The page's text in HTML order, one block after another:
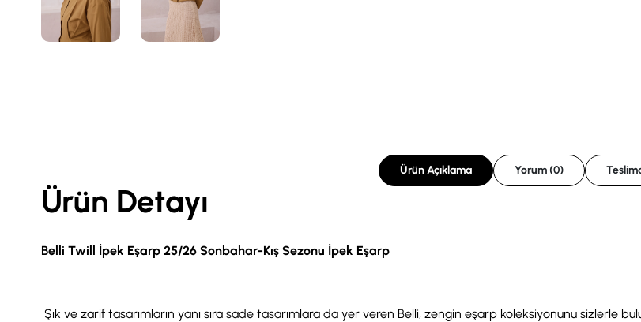
Ürün Açıklama Yorum (0)
Ürün Detayı
Belli Twill İpek Eşarp 25/26 Sonbahar-Kış Sezonu İpek Eşarp
Şık ve zarif tasarımların yanı sıra sade tasarımlara da yer veren Belli, zengin eşarp koleksiyonunu sizlerle